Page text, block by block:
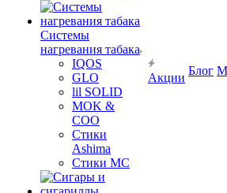
Системы
нагревания табака
IQOS
GLO
lil SOLID
MOK &
COO
Стики
Ashima
Стики MC
Акции
Блог